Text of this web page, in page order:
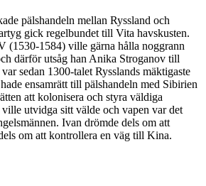
pälshandeln mellan Ryssland och
gick regelbundet till Vita havskusten.
(1530-1584) ville gärna hålla noggrann
därför utsåg han Anika Stroganov till
sedan 1300-talet Rysslands mäktigaste
ensamrätt till pälshandeln med Sibirien
att kolonisera och styra väldiga
utvidga sitt välde och vapen var det
Ivan drömde dels om att
om att kontrollera en väg till Kina.